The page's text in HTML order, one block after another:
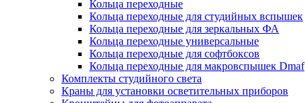
Кольца переходные
Кольца переходные для студийных вспышек
Кольца переходные для зеркальных ФА
Кольца переходные универсальные
Кольца переходные для софтбоксов
Кольца переходные для макровспышек Dmaf
Комплекты студийного света
Краны для установки осветительных приборов